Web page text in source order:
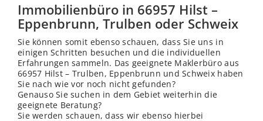
Immobilienbüro in 66957 Hilst –
Eppenbrunn, Trulben oder Schweix
Sie können somit ebenso schauen, dass Sie uns in
einigen Schritten besuchen und die individuellen
Erfahrungen sammeln. Das geeignete Maklerbüro aus
66957 Hilst – Trulben, Eppenbrunn und Schweix haben
Sie nach wie vor noch nicht gefunden?
Genauso Sie suchen in dem Gebiet weiterhin die
geeignete Beratung?
Sie werden schauen, dass wir ebenso hierbei